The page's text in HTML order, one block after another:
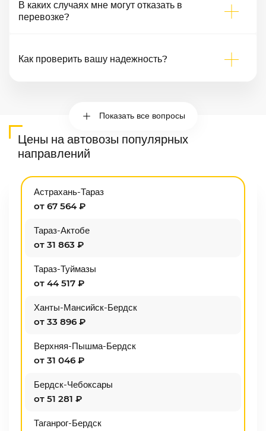
В каких случаях мне могут отказать в
перевозке?
Как проверить вашу надежность?
Показать все вопросы
Цены на автовозы популярных
направлений
Астрахань-Тараз
от 67 564 ₽
Тараз-Актобе
от 31 863 ₽
Тараз-Туймазы
от 44 517 ₽
Ханты-Мансийск-Бердск
от 33 896 ₽
Верхняя-Пышма-Бердск
от 31 046 ₽
Бердск-Чебоксары
от 51 281 ₽
Таганрог-Бердск